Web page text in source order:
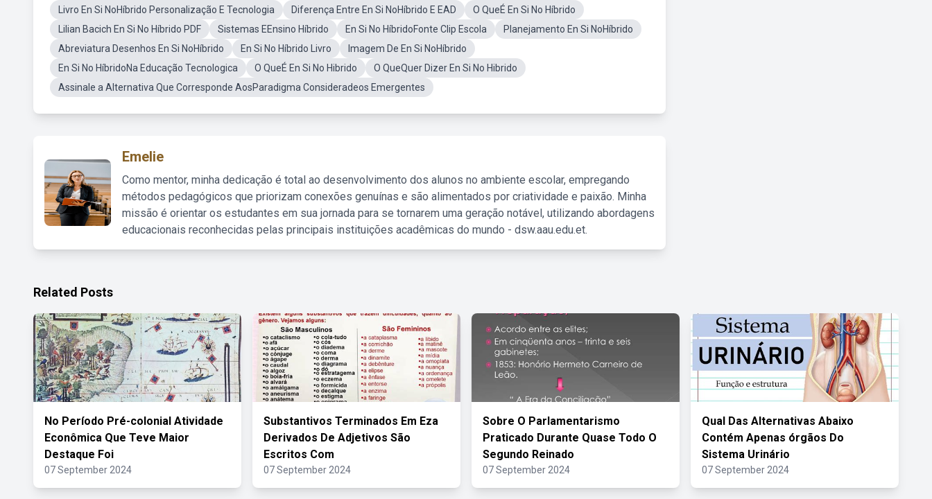
Livro En Si NoHíbrido Personalização E Tecnologia
Diferença Entre En Si NoHíbrido E EAD
O QueÉ En Si No Híbrido
Lilian Bacich En Si No Híbrido PDF
Sistemas EEnsino Híbrido En Si No HíbridoFonte Clip Escola
Planejamento En Si NoHíbrido
Abreviatura Desenhos En Si NoHíbrido
En Si No Híbrido Livro
Imagem De En Si NoHíbrido
En Si No HíbridoNa Educação Tecnologica
O QueÉ En Si No Hibrido
O QueQuer Dizer En Si No Hibrido
Assinale a Alternativa Que Corresponde AosParadigma Consideradeos Emergentes
Emelie
Como mentor, minha dedicação é total ao desenvolvimento dos alunos no ambiente escolar, empregando
métodos pedagógicos que priorizam conexões genuínas e são alimentados por criatividade e paixão. Minha
missão é orientar os estudantes em sua jornada para se tornarem uma geração notável, utilizando abordagens
educacionais reconhecidas pelas principais instituições acadêmicas do mundo - dsw.aau.edu.et.
Related Posts
No Período Pré-colonial Atividade
Econômica Que Teve Maior
Destaque Foi
07 September 2024
Substantivos Terminados Em Eza
Derivados De Adjetivos São
Escritos Com
07 September 2024
Sobre O Parlamentarismo
Praticado Durante Quase Todo O
Segundo Reinado
07 September 2024
Qual Das Alternativas Abaixo
Contém Apenas órgãos Do
Sistema Urinário
07 September 2024